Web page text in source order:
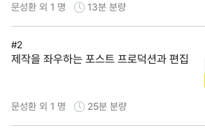
문성환 외 1 명 13분 분량
#2
제작을 좌우하는 포스트 프로덕션과 편집
문성환 외 1 명 25분 분량